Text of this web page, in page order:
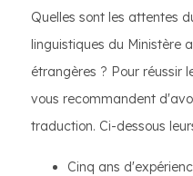
Quelles sont les attentes
linguistiques du Ministère
étrangères ? Pour réussir
vous recommandent
traduction. Ci-dessous
Cinq ans